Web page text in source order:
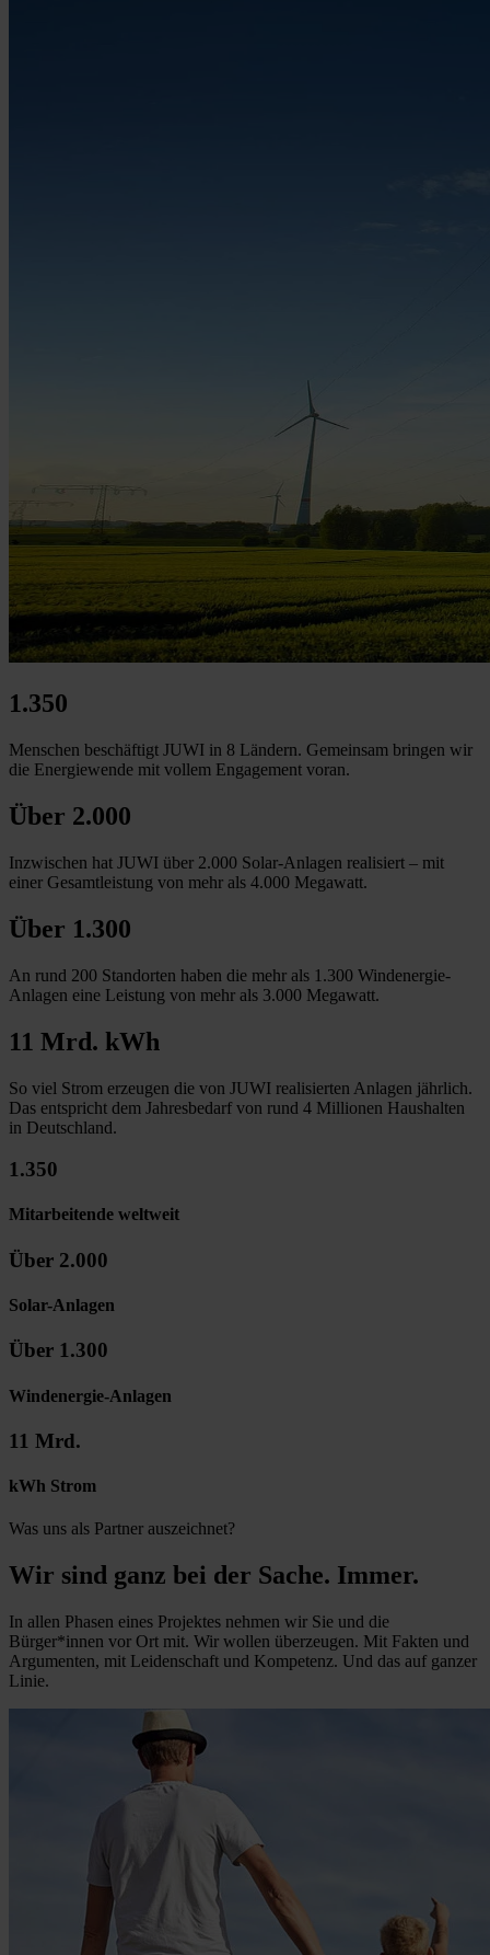
1.350
Menschen beschäftigt JUWI in 8 Ländern. Gemeinsam bringen wir
die Energiewende mit vollem Engagement voran.
Über 2.000
Inzwischen hat JUWI über 2.000 Solar-Anlagen realisiert – mit
einer Gesamtleistung von mehr als 4.000 Megawatt.
Über 1.300
An rund 200 Standorten haben die mehr als 1.300 Windenergie-
Anlagen eine Leistung von mehr als 3.000 Megawatt.
11 Mrd. kWh
So viel Strom erzeugen die von JUWI realisierten Anlagen jährlich.
Das entspricht dem Jahresbedarf von rund 4 Millionen Haushalten
in Deutschland.
1.350
Mitarbeitende weltweit
Über 2.000
Solar-Anlagen
Über 1.300
Windenergie-Anlagen
11 Mrd.
kWh Strom
Was uns als Partner auszeichnet?
Wir sind ganz bei der Sache. Immer.
In allen Phasen eines Projektes nehmen wir Sie und die
Bürger*innen vor Ort mit. Wir wollen überzeugen. Mit Fakten und
Argumenten, mit Leidenschaft und Kompetenz. Und das auf ganzer
Linie.